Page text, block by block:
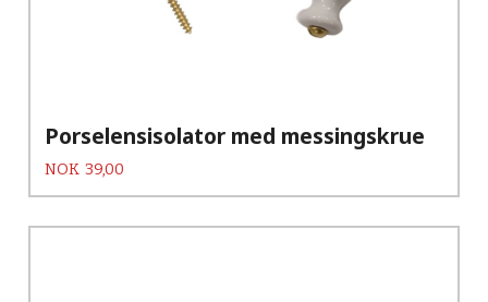
Porselensisolator med messingskrue
Pris
NOK 39,00